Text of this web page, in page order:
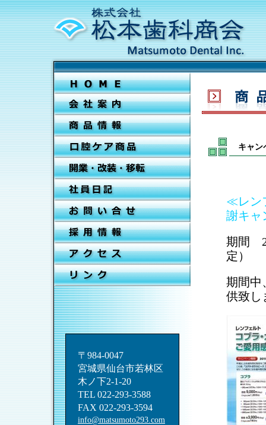
〒984-0047
宮城県仙台市若林区
木ノ下2-1-20
TEL 022-293-3588
FAX 022-293-3594
info@matsumoto293.com
キャン
≪レン
謝キ
期間
定）
期間中
供致し